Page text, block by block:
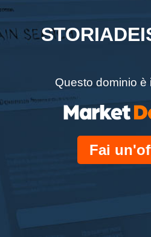
Questo dominio è
Fai